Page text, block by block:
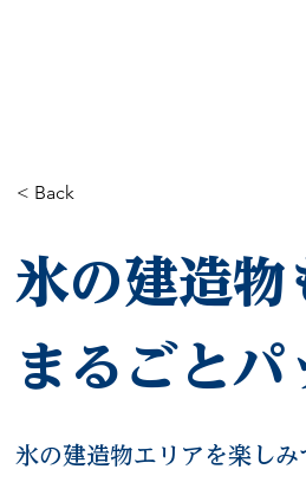
< Back
氷の建造物
まるごとパ
氷の建造物エリアを楽し